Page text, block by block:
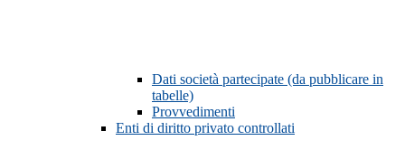
Dati società partecipate (da pubblicare in
tabelle)
Provvedimenti
Enti di diritto privato controllati